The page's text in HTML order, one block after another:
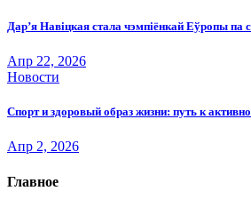
Дар’я Навіцкая стала чэмпіёнкай Еўропы па
Апр 22, 2026
Новости
Спорт и здоровый образ жизни: путь к
Апр 2, 2026
Главное